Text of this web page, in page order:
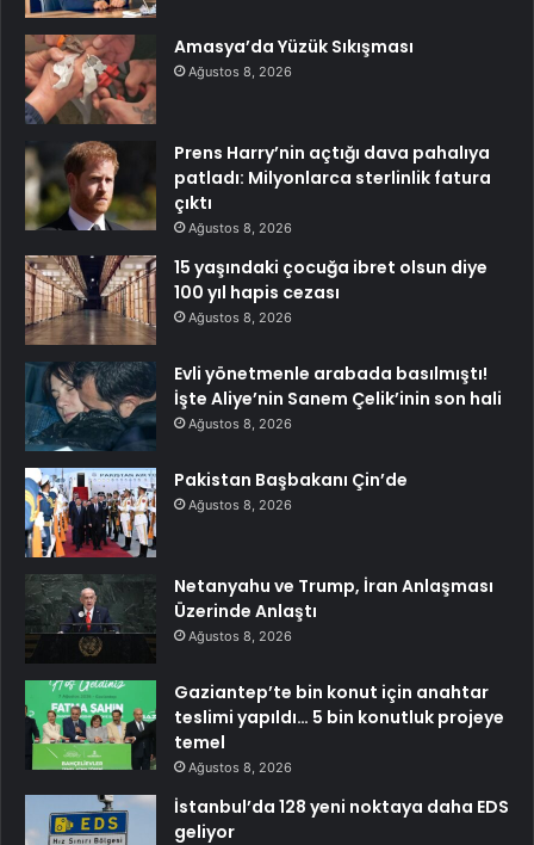
Amasya’da Yüzük Sıkışması
Ağustos 8, 2026
Prens Harry’nin açtığı dava pahalıya
patladı: Milyonlarca sterlinlik fatura
çıktı
Ağustos 8, 2026
15 yaşındaki çocuğa ibret olsun diye
100 yıl hapis cezası
Ağustos 8, 2026
Evli yönetmenle arabada basılmıştı!
İşte Aliye’nin Sanem Çelik’inin son hali
Ağustos 8, 2026
Pakistan Başbakanı Çin’de
Ağustos 8, 2026
Netanyahu ve Trump, İran Anlaşması
Üzerinde Anlaştı
Ağustos 8, 2026
Gaziantep’te bin konut için anahtar
teslimi yapıldı… 5 bin konutluk projeye
temel
Ağustos 8, 2026
İstanbul’da 128 yeni noktaya daha EDS
geliyor